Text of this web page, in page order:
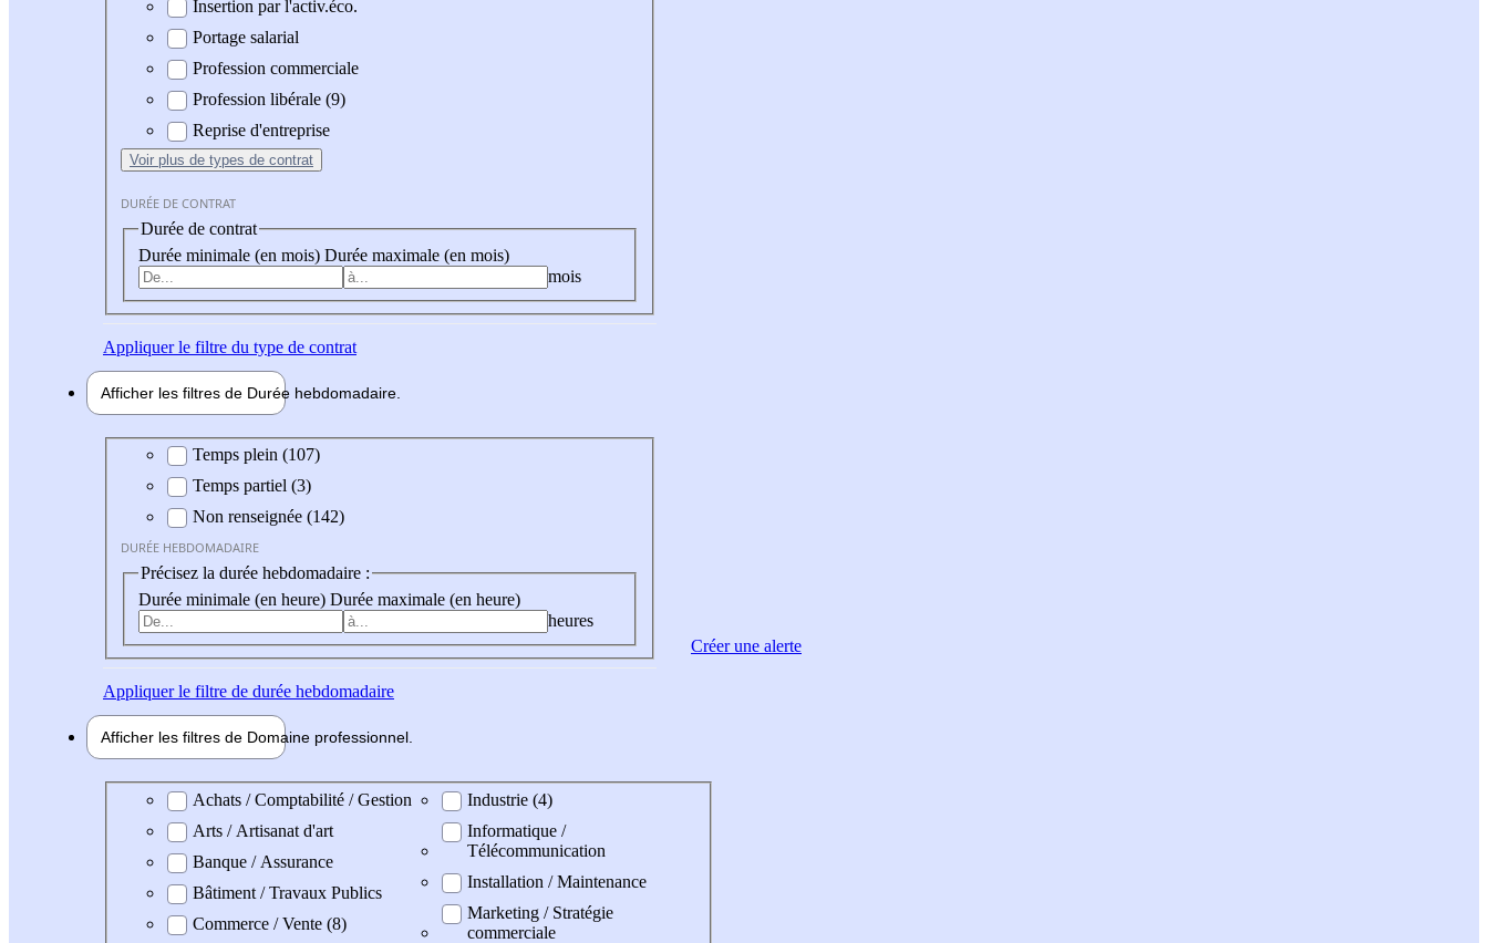
Insertion par l'activ.éco.
Portage salarial
Profession commerciale
Profession libérale (9)
Reprise d'entreprise
Voir plus de types de contrat
DURÉE DE CONTRAT
Durée de contrat
Durée minimale (en mois) Durée maximale (en mois)
mois
Appliquerle filtre du type de contrat
Afficher les filtres de Durée hebdomadaire
Durée hebdomadaire
Temps plein (107)
Temps partiel (3)
Non renseignée (142)
DURÉE HEBDOMADAIRE
Précisez la durée hebdomadaire :
Durée minimale (en heure) Durée maximale (en heure)
heures
Appliquerle filtre de durée hebdomadaire
Afficher les filtres de Domaine professionnel
Domaine professionel
Achats / Comptabilité / Gestion
Arts / Artisanat d'art
Banque / Assurance
Bâtiment / Travaux Publics
Commerce / Vente (8)
Industrie (4)
Informatique /
Télécommunication
Installation / Maintenance
Marketing / Stratégie
commerciale
Créer une alerte